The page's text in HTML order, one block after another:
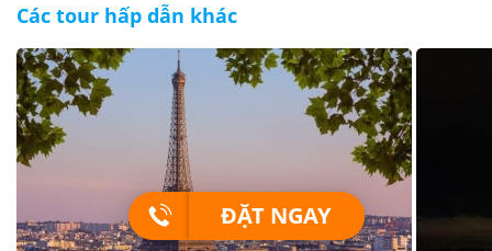
ĐẶT NGAY
Các tour hấp dẫn khác